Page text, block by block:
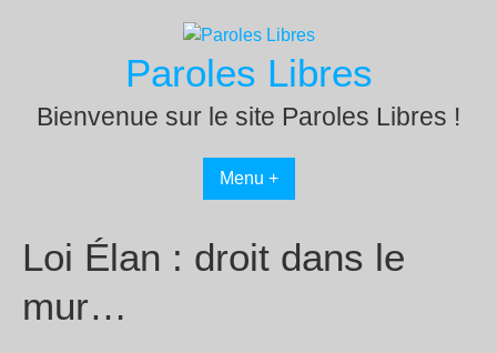
Paroles Libres
Bienvenue sur le site Paroles Libres !
Menu +
Loi Élan : droit dans le
mur…